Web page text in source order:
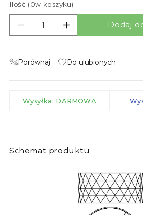
Ilość (0w koszyku)
Zmniejsz ilość dlaZwiększ ilość dla
Dodaj
Porównaj Do ulubionych
Wysyłka: DARMOWA
Schemat produktu